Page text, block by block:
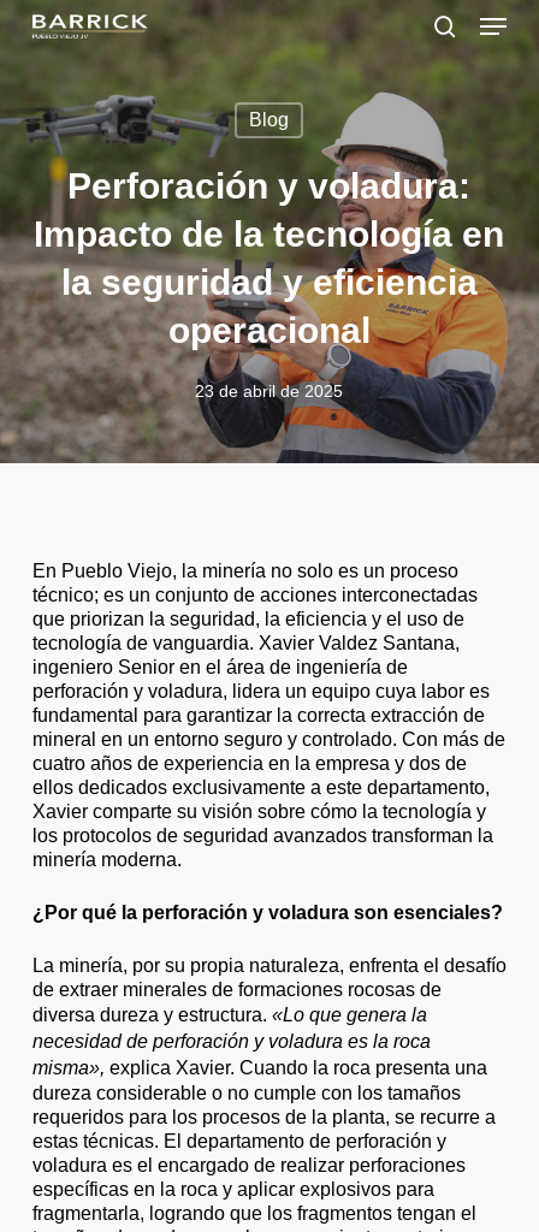
Skip
Menu
Blog
Perforación y voladura:
Impacto de la tecnología en
la seguridad y eficiencia
operacional
23 de abril de 2025
En Pueblo Viejo, la minería no solo es un proceso
técnico; es un conjunto de acciones interconectadas
que priorizan la seguridad, la eficiencia y el uso de
tecnología de vanguardia. Xavier Valdez Santana,
ingeniero Senior en el área de ingeniería de
perforación y voladura, lidera un equipo cuya labor es
fundamental para garantizar la correcta extracción de
mineral en un entorno seguro y controlado. Con más de
cuatro años de experiencia en la empresa y dos de
ellos dedicados exclusivamente a este departamento,
Xavier comparte su visión sobre cómo la tecnología y
los protocolos de seguridad avanzados transforman la
minería moderna.
¿Por qué la perforación y voladura son esenciales?
La minería, por su propia naturaleza, enfrenta el desafío
de extraer minerales de formaciones rocosas de
diversa dureza y estructura. «Lo que genera la
necesidad de perforación y voladura es la roca
misma», explica Xavier. Cuando la roca presenta una
dureza considerable o no cumple con los tamaños
requeridos para los procesos de la planta, se recurre a
estas técnicas. El departamento de perforación y
voladura es el encargado de realizar perforaciones
específicas en la roca y aplicar explosivos para
fragmentarla, logrando que los fragmentos tengan el
Close